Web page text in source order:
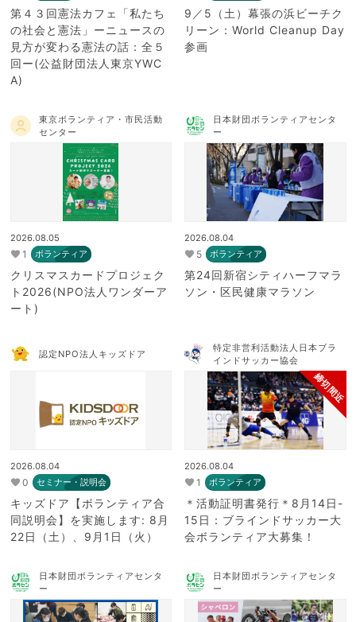
第４３回憲法カフェ「私たち
の社会と憲法」ーニュースの
見方が変わる憲法の話：全５
回ー(公益財団法人東京YWC
A)
9／5（土）幕張の浜ビーチク
リーン：World Cleanup Day
参画
東京ボランティア・市民活動
センター
2026.08.05
1 ボランティア
クリスマスカードプロジェク
ト2026(NPO法人ワンダーア
ート)
日本財団ボランティアセンタ
ー
2026.08.04
5 ボランティア
第24回新宿シティハーフマラ
ソン・区民健康マラソン
認定NPO法人キッズドア
2026.08.04
0 セミナー・説明会
キッズドア【ボランティア合
同説明会】を実施します: 8月
22日（土）、9月1日（火）
特定非営利活動法人日本ブラ
インドサッカー協会
締切間近
2026.08.04
1 ボランティア
＊活動証明書発行＊8月14日-
15日：ブラインドサッカー大
会ボランティア大募集！
日本財団ボランティアセンタ
ー
日本財団ボランティアセンタ
ー